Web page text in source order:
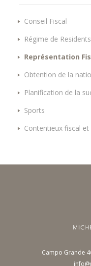
Conseil Fiscal
Régime de
Représentation
Obtention de la
Planification de la
Sports
Contentieux fiscal
Campo Grande